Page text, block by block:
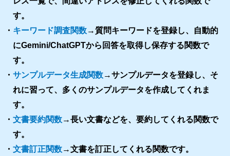
す。
・ キーワード調査関数→質問キーワードを登録し、自動的
にGemini/ChatGPTから回答を取得し保存する関数で
す。
・ サンプルデータ生成関数→サンプルデータを登録し、そ
れに習って、多くのサンプルデータを作成してくれま
す。
・ 文書要約関数→長い文書などを、要約してくれる関数で
す。
・ 文書訂正関数→文書を訂正してくれる関数です。